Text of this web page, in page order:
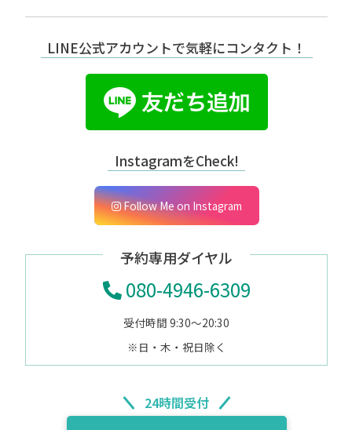
LINE公式アカウントで気軽にコンタクト！
InstagramをCheck!
Follow Me on Instagram
予約専用ダイヤル
080-4946-6309
受付時間 9:30～20:30
※日・木・祝日除く
24時間受付